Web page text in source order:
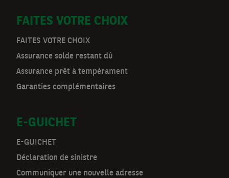
D
o
o
r
a
t
n
FAITES VOTRE CHOIX
FAITES VOTRE CHOIX
Assurance solde restant dû
Assurance prêt à tempérament
Garanties complémentaires
E-GUICHET
E-GUICHET
Déclaration de sinistre
Communiquer une nouvelle adresse